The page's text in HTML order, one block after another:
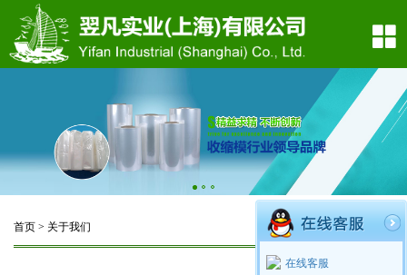
网站首页
关于我们
产品展示
新闻中心
网络销售
生产车间
首页 > 关于我们 返回上页
在线客服